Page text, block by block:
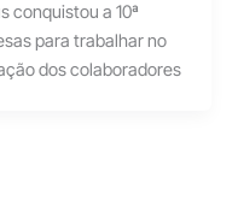
conquistou a 10ª
para trabalhar no
dos colaboradores